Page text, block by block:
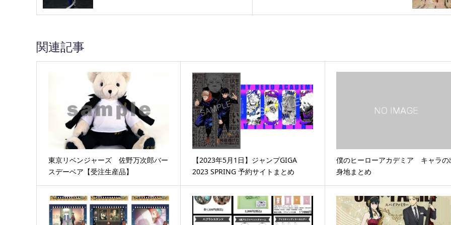
関連記事
東京リベンジャーズ 佐野万次郎バー
スデーベア【受注生産品】
【2023年5月1日】ジャンプGIGA
2023 SPRING 予約サイトまとめ
僕のヒーローアカデミア キャラの
身地まとめ